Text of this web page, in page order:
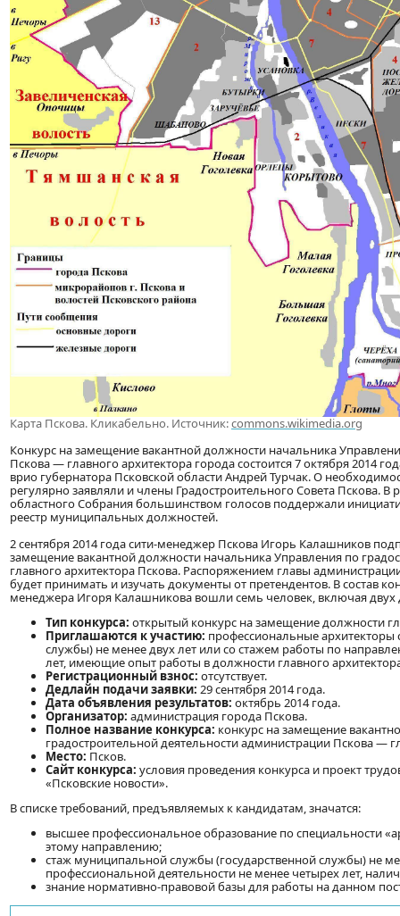
Карта Пскова. Кликабельно. Источник:commons.wikimedia.org
Конкурс на замещение вакантной должности начальника
Пскова — главного архитектора города состоится 7 октября 2014
врио губернатора Псковской области Андрей Турчак. О
регулярно заявляли и члены Градостроительного Совета Пскова. В
областного Собрания большинством голосов поддержали
реестр муниципальных должностей.
2 сентября 2014 года сити-менеджер Пскова Игорь Калашников
замещение вакантной должности начальника Управления по
главного архитектора Пскова. Распоряжением главы
будет принимать и изучать документы от претендентов. В состав
менеджера Игоря Калашникова вошли семь человек, включая двух
Тип конкурса: открытый конкурс на замещение должности
Приглашаются к участию: профессиональные
службы) не менее двух лет или со стажем работы по
лет, имеющие опыт работы в должности главного
Регистрационный взнос: отсутствует.
Дедлайн подачи заявки: 29 сентября 2014 года.
Дата объявления результатов: октябрь 2014 года.
Организатор: администрация города Пскова.
Полное название конкурса: конкурс на замещение
градостроительной деятельности администрации Пскова —
Место: Псков.
Сайт конкурса: условия проведения конкурса и проект
«Псковские новости».
В списке требований, предъявляемых к кандидатам, значатся:
высшее профессиональное образование по специальности
этому направлению;
стаж муниципальной службы (государственной службы) не
профессиональной деятельности не менее четырех лет,
знание нормативно-правовой базы для работы на данном